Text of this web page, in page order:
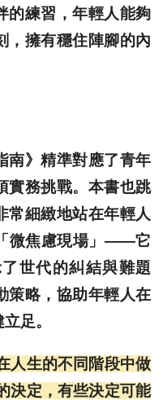
的練習，年輕人能夠
，擁有穩住陣腳的內
》精準對應了青年
實務挑戰。本書也跳
常細緻地站在年輕人
微焦慮現場」——它
世代的糾結與難題
略，協助年輕人在
足。
人生的不同階段中做
決定，有些決定可能